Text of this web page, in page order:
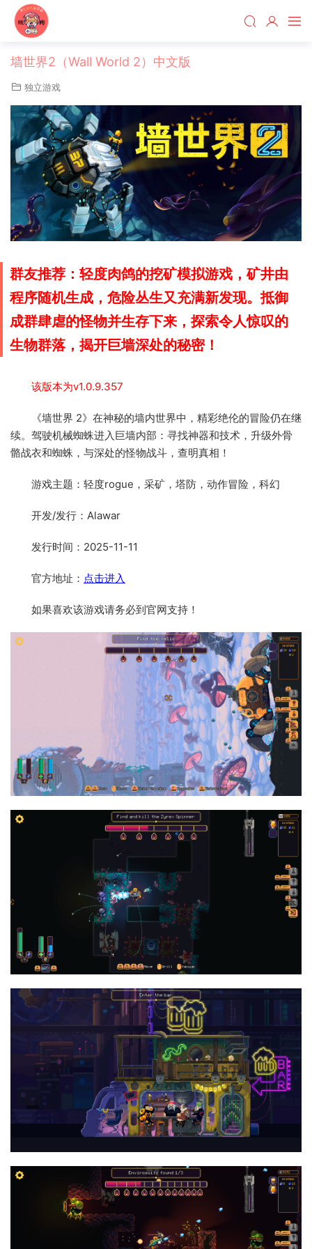
墙世界2（Wall World 2）中文版
独立游戏
群友推荐：轻度肉鸽的挖矿模拟游戏，矿井由
程序随机生成，危险丛生又充满新发现。抵御
成群肆虐的怪物并生存下来，探索令人惊叹的
生物群落，揭开巨墙深处的秘密！
该版本为v1.0.9.357
《墙世界 2》在神秘的墙内世界中，精彩绝伦的冒险仍在继
续。驾驶机械蜘蛛进入巨墙内部：寻找神器和技术，升级外骨
骼战衣和蜘蛛，与深处的怪物战斗，查明真相！
游戏主题：轻度rogue，采矿，塔防，动作冒险，科幻
开发/发行：Alawar
发行时间：2025-11-11
官方地址： 点击进入
如果喜欢该游戏请务必到官网支持！